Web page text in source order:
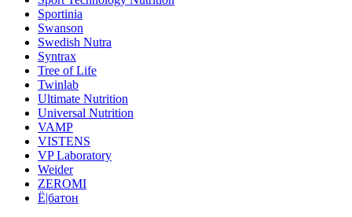
Sportinia
Swanson
Swedish Nutra
Syntrax
Tree of Life
Twinlab
Ultimate Nutrition
Universal Nutrition
VAMP
VISTENS
VP Laboratory
Weider
ZEROMI
Ё|батон